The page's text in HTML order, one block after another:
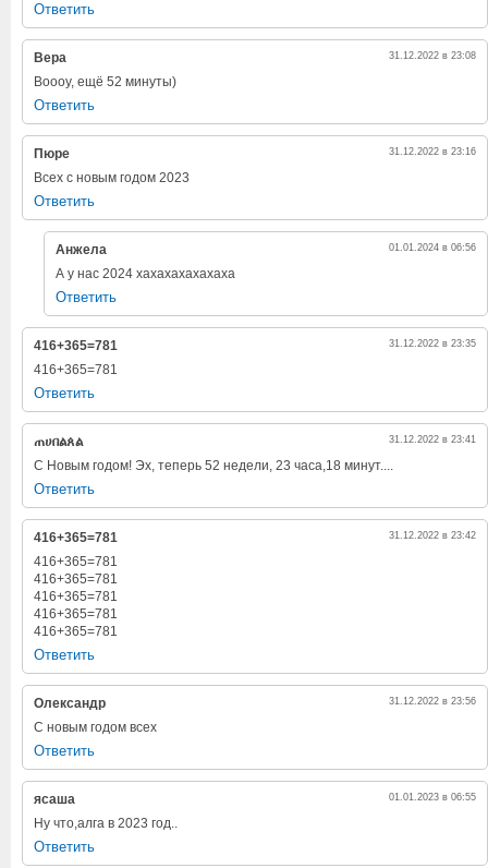
Ответить
Вера 31.12.2022 в 23:08
Воооу, ещё 52 минуты)
Ответить
Пюре 31.12.2022 в 23:16
Всех с новым годом 2023
Ответить
Анжела 01.01.2024 в 06:56
А у нас 2024 хахахахахахаха
Ответить
416+365=781 31.12.2022 в 23:35
416+365=781
Ответить
ጠሀበልጰል 31.12.2022 в 23:41
С Новым годом! Эх, теперь 52 недели, 23 часа,18 минут....
Ответить
416+365=781 31.12.2022 в 23:42
416+365=781
416+365=781
416+365=781
416+365=781
416+365=781
Ответить
Олександр 31.12.2022 в 23:56
С новым годом всех
Ответить
ясаша 01.01.2023 в 06:55
Ну что,алга в 2023 год..
Ответить